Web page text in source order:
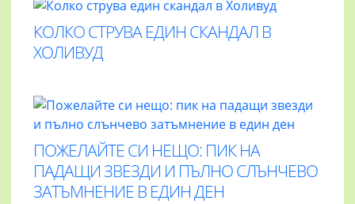
КОЛКО СТРУВА ЕДИН СКАНДАЛ В
ХОЛИВУД
ПОЖЕЛАЙТЕ СИ НЕЩО: ПИК НА
ПАДАЩИ ЗВЕЗДИ И ПЪЛНО СЛЪНЧЕВО
ЗАТЪМНЕНИЕ В ЕДИН ДЕН